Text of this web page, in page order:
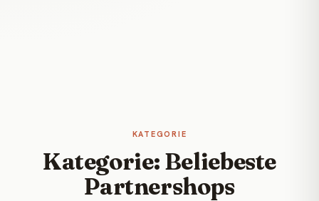
KATEGORIE
Kategorie: Beliebeste
Partnershops